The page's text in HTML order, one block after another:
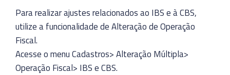
Para realizar ajustes relacionados ao IBS e à CBS,
utilize a funcionalidade de Alteração de Operação
Fiscal.
Acesse o menu Cadastros> Alteração Múltipla>
Operação Fiscal> IBS e CBS.